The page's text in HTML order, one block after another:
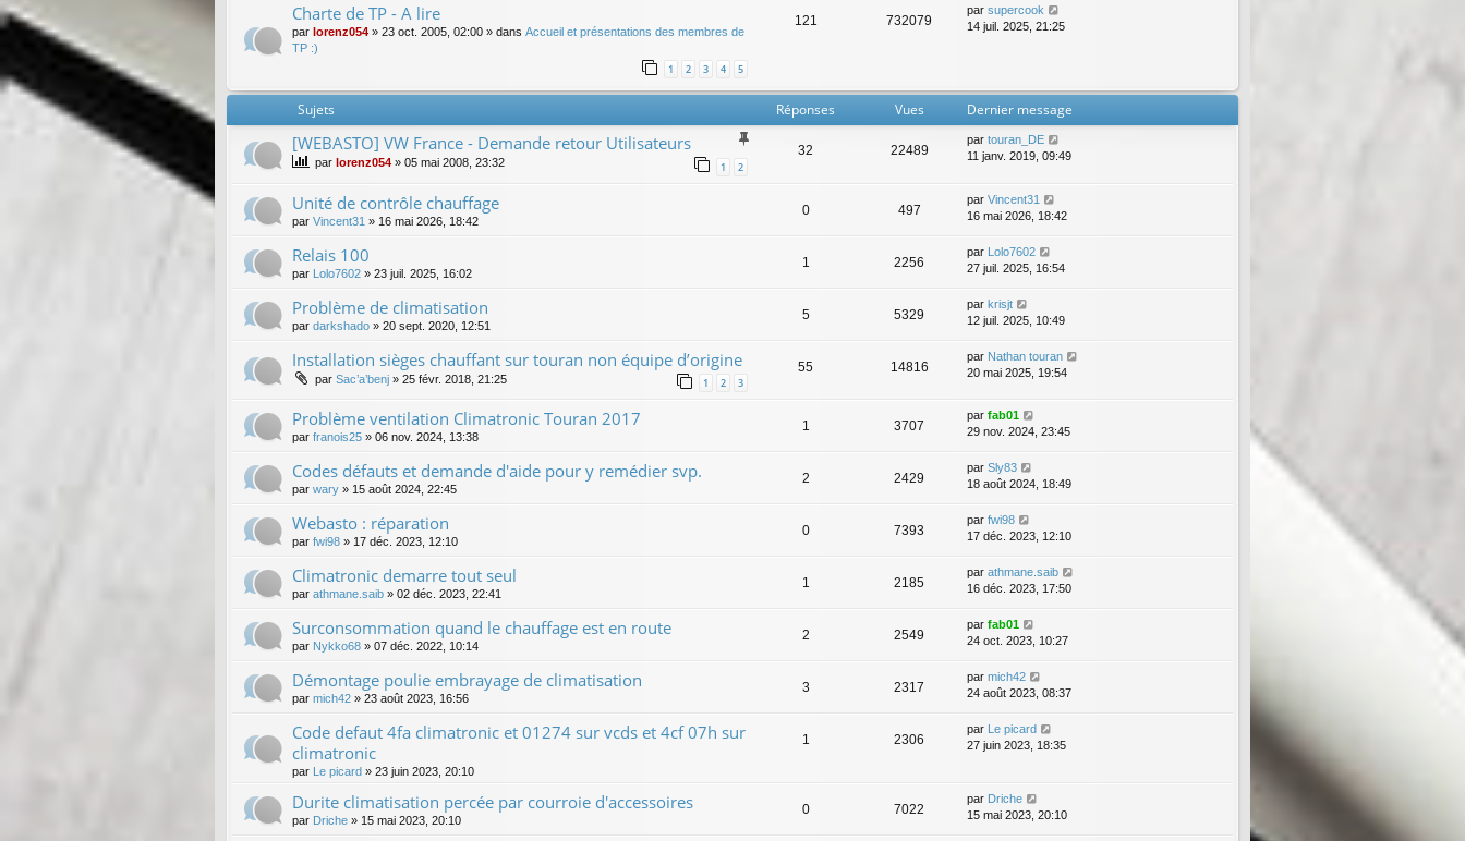
Charte de TP - A lire
par lorenz054 » 23 oct. 2005, 02:00 » dans Accueil et présentations des membres de
TP :)
1 2 3 4 5
121 732079
par supercook
14 juil. 2025, 21:25
Sujets Réponses Vues Dernier message
[WEBASTO] VW France - Demande retour Utilisateurs
par lorenz054 » 05 mai 2008, 23:32 1 2
32 22489
par touran_DE
11 janv. 2019, 09:49
Unité de contrôle chauffage
par Vincent31 » 16 mai 2026, 18:42
0 497
par Vincent31
16 mai 2026, 18:42
Relais 100
par Lolo7602 » 23 juil. 2025, 16:02
1 2256
par Lolo7602
27 juil. 2025, 16:54
Problème de climatisation
par darkshado » 20 sept. 2020, 12:51
5 5329
par krisjt
12 juil. 2025, 10:49
Installation sièges chauffant sur touran non équipe d’origine
par Sac’a’benj » 25 févr. 2018, 21:25 1 2 3
55 14816
par Nathan touran
20 mai 2025, 19:54
Problème ventilation Climatronic Touran 2017
par franois25 » 06 nov. 2024, 13:38
1 3707
par fab01
29 nov. 2024, 23:45
Codes défauts et demande d'aide pour y remédier svp.
par wary » 15 août 2024, 22:45
2 2429
par Sly83
18 août 2024, 18:49
Webasto : réparation
par fwi98 » 17 déc. 2023, 12:10
0 7393
par fwi98
17 déc. 2023, 12:10
Climatronic demarre tout seul
par athmane.saib » 02 déc. 2023, 22:41
1 2185
par athmane.saib
16 déc. 2023, 17:50
Surconsommation quand le chauffage est en route
par Nykko68 » 07 déc. 2022, 10:14
2 2549
par fab01
24 oct. 2023, 10:27
Démontage poulie embrayage de climatisation
par mich42 » 23 août 2023, 16:56
3 2317
par mich42
24 août 2023, 08:37
Code defaut 4fa climatronic et 01274 sur vcds et 4cf 07h sur
climatronic
par Le picard » 23 juin 2023, 20:10
1 2306
par Le picard
27 juin 2023, 18:35
Durite climatisation percée par courroie d'accessoires
par Driche » 15 mai 2023, 20:10
0 7022
par Driche
15 mai 2023, 20:10